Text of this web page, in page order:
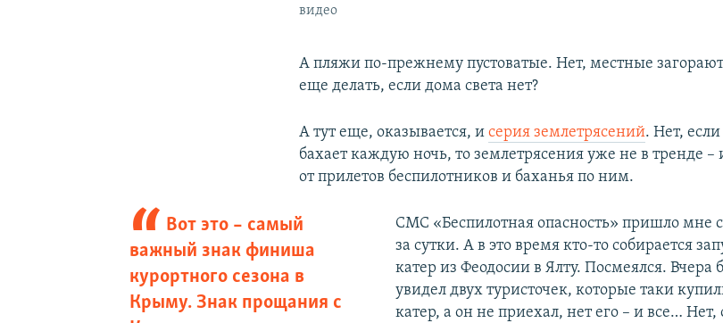
видео
А пляжи по-прежнему пустоватые. Нет, местные загорают
еще делать, если дома света нет?
А тут еще, оказывается, исерия землетрясений. Нет, если
бахает каждую ночь, то землетрясения уже не в тренде –
от прилетов беспилотников и баханья по ним.
Вот это – самый
важный знак финиша
курортного сезона в
Крыму. Знак прощания с
СМС «Беспилотная опасность» пришло мне
за сутки. А в это время кто-то собирается
катер из Феодосии в Ялту. Посмеялся.
увидел двух туристочек, которые таки
катер, а он не приехал, нет его – и все… Нет,